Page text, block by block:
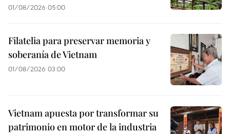
01/08/2026 05:00
Filatelia para preservar memoria y
soberanía de Vietnam
01/08/2026 03:00
Vietnam apuesta por transformar su
patrimonio en motor de la industria